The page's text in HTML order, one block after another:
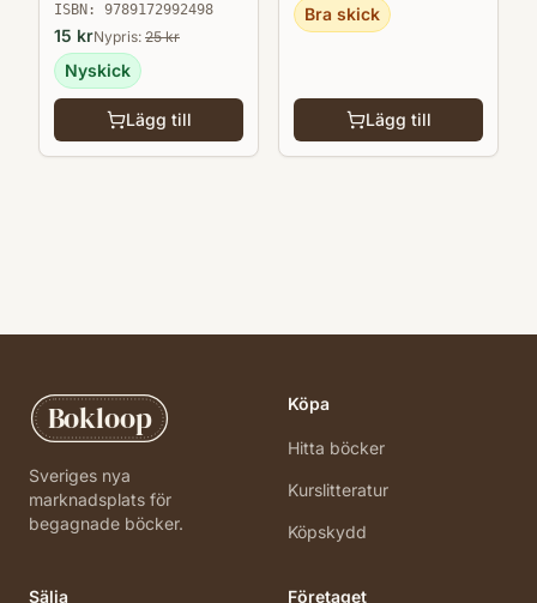
ISBN: 9789172992498
15 krNypris: 25kr
Nyskick
Lägg till
Bra skick
Lägg till
Bokloop
Sveriges nya
marknadsplats för
begagnade böcker.
Köpa
Hitta böcker
Kurslitteratur
Köpskydd
Sälja Företaget